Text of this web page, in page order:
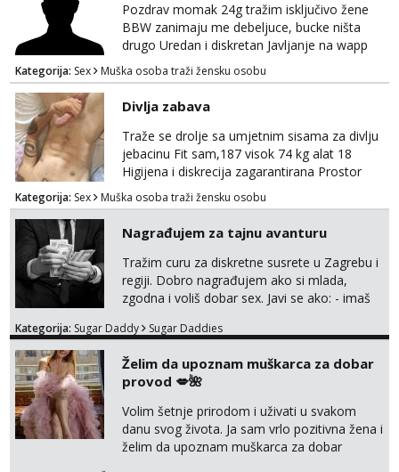
Pozdrav momak 24g tražim isključivo žene
BBW zanimaju me debeljuce, bucke ništa
drugo Uredan i diskretan Javljanje na wapp
095 546 9915
Kategorija: Sex Muška osoba traži žensku osobu
Divlja zabava
Traže se drolje sa umjetnim sisama za divlju
jebacinu Fit sam,187 visok 74 kg alat 18
Higijena i diskrecija zagarantirana Prostor
imam na području između Zadra i Šibenika
Kontakt watsap 0955406511 bez poziva
Kategorija: Sex Muška osoba traži žensku osobu
Nagrađujem za tajnu avanturu
Tražim curu za diskretne susrete u Zagrebu i
regiji. Dobro nagrađujem ako si mlada,
zgodna i voliš dobar sex. Javi se ako: - imaš
kosu - se dobro ljubiš - si fleksibilna s
dostupna radnim danom (vikendi i noći su za
obitelj) - vodiš brigu o zdravlju i koristiš
zaštitu Ne javljajte se: - debele - frajeri i
paro...
Kategorija: Sugar Daddy Sugar Daddies
Želim da upoznam muškarca za dobar
provod 💋🌺
Volim šetnje prirodom i uživati u svakom
danu svog života. Ja sam vrlo pozitivna žena i
želim da upoznam muškarca za dobar